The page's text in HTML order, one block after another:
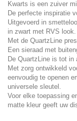
Kwarts is een zuiver
De perfecte inspiratie
Uitgevoerd in
in zwart met RVS look.
Met de QuartzLine
Een sieraad met
De QuartzLine is tot in
Met zorg ontwikkeld
eenvoudig te openen
universele sleutel.
Voor elke toepassing
matte kleur geeft uw